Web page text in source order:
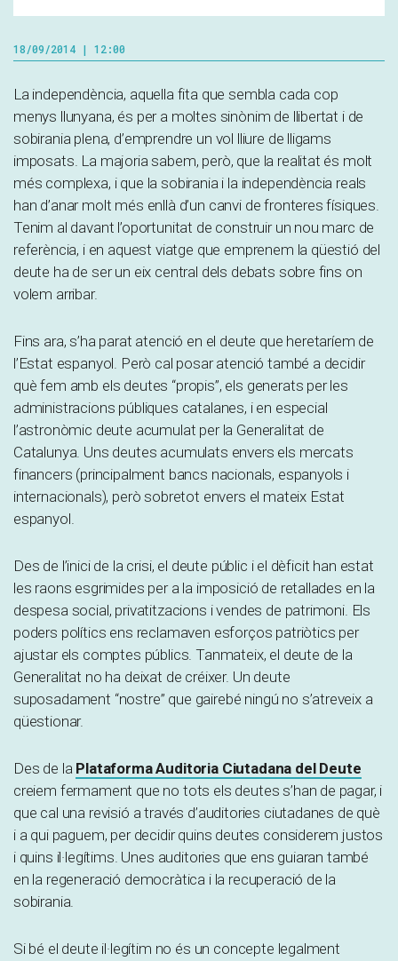
18/09/2014 | 12:00
La independència, aquella fita que sembla cada cop
menys llunyana, és per a moltes sinònim de llibertat i de
sobirania plena, d’emprendre un vol lliure de lligams
imposats. La majoria sabem, però, que la realitat és molt
més complexa, i que la sobirania i la independència reals
han d’anar molt més enllà d’un canvi de fronteres físiques.
Tenim al davant l’oportunitat de construir un nou marc de
referència, i en aquest viatge que emprenem la qüestió del
deute ha de ser un eix central dels debats sobre fins on
volem arribar.
Fins ara, s’ha parat atenció en el deute que heretaríem de
l’Estat espanyol. Però cal posar atenció també a decidir
què fem amb els deutes “propis”, els generats per les
administracions públiques catalanes, i en especial
l’astronòmic deute acumulat per la Generalitat de
Catalunya. Uns deutes acumulats envers els mercats
financers (principalment bancs nacionals, espanyols i
internacionals), però sobretot envers el mateix Estat
espanyol.
Des de l’inici de la crisi, el deute públic i el dèficit han estat
les raons esgrimides per a la imposició de retallades en la
despesa social, privatitzacions i vendes de patrimoni. Els
poders polítics ens reclamaven esforços patriòtics per
ajustar els comptes públics. Tanmateix, el deute de la
Generalitat no ha deixat de créixer. Un deute
suposadament “nostre” que gairebé ningú no s’atreveix a
qüestionar.
Des de la Plataforma Auditoria Ciutadana del Deute
creiem fermament que no tots els deutes s’han de pagar, i
que cal una revisió a través d’auditories ciutadanes de què
i a qui paguem, per decidir quins deutes considerem justos
i quins il·legítims. Unes auditories que ens guiaran també
en la regeneració democràtica i la recuperació de la
sobirania.
Si bé el deute il·legítim no és un concepte legalment